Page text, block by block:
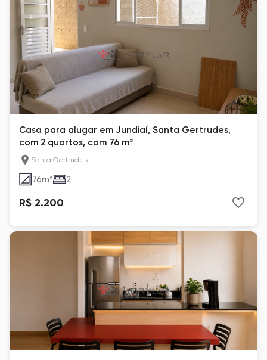
Casa para alugar em Jundiaí, Santa Gertrudes,
com 2 quartos, com 76 m²
Santa Gertrudes
76m² 2
R$ 2.200